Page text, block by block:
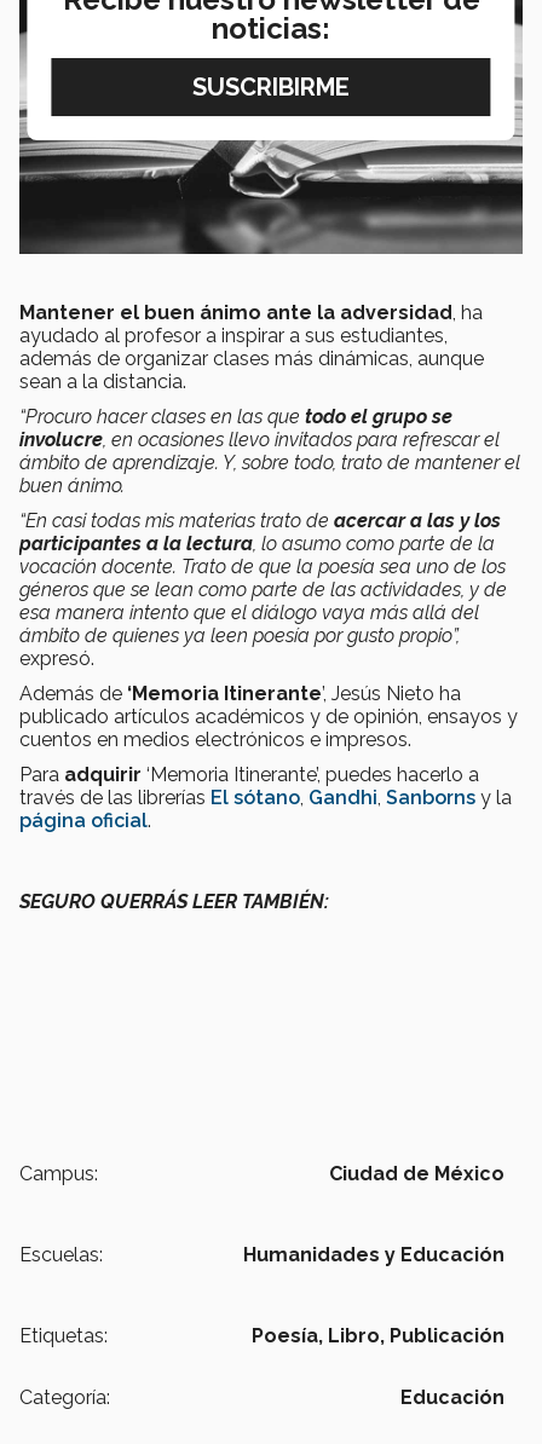
Mantener el buen ánimo ante la adversidad , ha
ayudado al profesor a inspirar a sus estudiantes,
además de organizar clases más dinámicas, aunque
sean a la distancia.
“Procuro hacer clases en las que todo el grupo se
involucre , en ocasiones llevo invitados para refrescar el
ámbito de aprendizaje. Y, sobre todo, trato de mantener el
buen ánimo.
“En casi todas mis materias trato de acercar a las y los
participantes a la lectura , lo asumo como parte de la
vocación docente. Trato de que la poesía sea uno de los
géneros que se lean como parte de las actividades, y de
esa manera intento que el diálogo vaya más allá del
ámbito de quienes ya leen poesía por gusto propio”,
expresó.
Además de ‘Memoria Itinerante’, Jesús Nieto ha
publicado artículos académicos y de opinión, ensayos y
cuentos en medios electrónicos e impresos.
Para adquirir ‘Memoria Itinerante’, puedes hacerlo a
través de las librerías El sótano Gandhi Sanborns y la
página oficial.
SEGURO QUERRÁS LEER TAMBIÉN:
Campus: Ciudad de México
Escuelas: Humanidades y Educación
Etiquetas: Poesía, Libro, Publicación
Categoría: Educación
noticias: